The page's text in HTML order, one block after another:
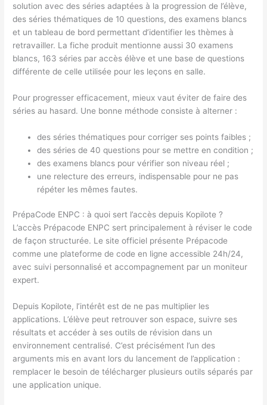
solution avec des séries adaptées à la progression de l’élève,
des séries thématiques de 10 questions, des examens blancs
et un tableau de bord permettant d’identifier les thèmes à
retravailler. La fiche produit mentionne aussi 30 examens
blancs, 163 séries par accès élève et une base de questions
différente de celle utilisée pour les leçons en salle.
Pour progresser efficacement, mieux vaut éviter de faire des
séries au hasard. Une bonne méthode consiste à alterner :
des séries thématiques pour corriger ses points faibles ;
des séries de 40 questions pour se mettre en condition ;
des examens blancs pour vérifier son niveau réel ;
une relecture des erreurs, indispensable pour ne pas
répéter les mêmes fautes.
PrépaCode ENPC : à quoi sert l’accès depuis Kopilote ?
L’accès Prépacode ENPC sert principalement à réviser le code
de façon structurée. Le site officiel présente Prépacode
comme une plateforme de code en ligne accessible 24h/24,
avec suivi personnalisé et accompagnement par un moniteur
expert.
Depuis Kopilote, l’intérêt est de ne pas multiplier les
applications. L’élève peut retrouver son espace, suivre ses
résultats et accéder à ses outils de révision dans un
environnement centralisé. C’est précisément l’un des
arguments mis en avant lors du lancement de l’application :
remplacer le besoin de télécharger plusieurs outils séparés par
une application unique.